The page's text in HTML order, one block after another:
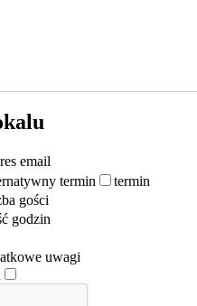
email
termin
termin
gości
godzin
uwagi